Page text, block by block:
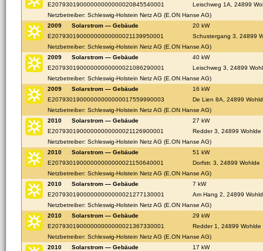
E20793019000000000000020845540001
Leischweg 1A, 24899
Netzbetreiber: Schleswig-Holstein Netz AG (E.ON Hanse AG)
2009
Solarstrom — Gebäude
20 kW
E20793019000000000000021139950001
Schustergang 3, 24899
Netzbetreiber: Schleswig-Holstein Netz AG (E.ON Hanse AG)
2009
Solarstrom — Gebäude
40 kW
E20793019000000000000021086290001
Leischweg 3, 24899
Netzbetreiber: Schleswig-Holstein Netz AG (E.ON Hanse AG)
2009
Solarstrom — Gebäude
16 kW
E20793019000000000000017559990003
De Lien 8A, 24899
Netzbetreiber: Schleswig-Holstein Netz AG (E.ON Hanse AG)
2010
Solarstrom — Gebäude
27 kW
E20793019000000000000021126900001
Redder 3, 24899 Wohlde
Netzbetreiber: Schleswig-Holstein Netz AG (E.ON Hanse AG)
2010
Solarstrom — Gebäude
51 kW
E20793019000000000000021150640001
Dorfstr. 3, 24899 Wohlde
Netzbetreiber: Schleswig-Holstein Netz AG (E.ON Hanse AG)
2010
Solarstrom — Gebäude
7 kW
E20793019000000000000021277130001
Am Hang 2, 24899
Netzbetreiber: Schleswig-Holstein Netz AG (E.ON Hanse AG)
2010
Solarstrom — Gebäude
29 kW
E20793019000000000000021367330001
Redder 1, 24899 Wohlde
Netzbetreiber: Schleswig-Holstein Netz AG (E.ON Hanse AG)
2010
Solarstrom — Gebäude
17 kW